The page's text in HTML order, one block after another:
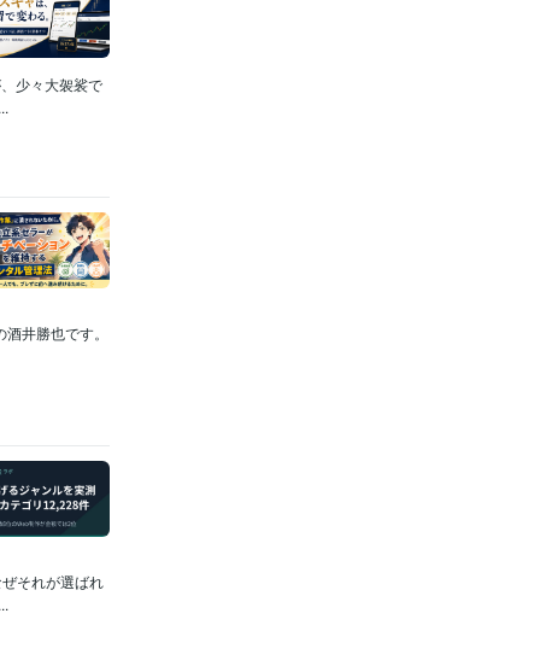
少々大袈裟で
井勝也です。
それが選ばれ